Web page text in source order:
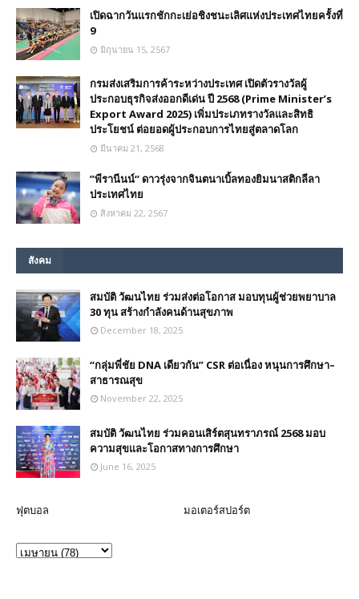
เปิดฉากวันแรกชักกะเย่อชิงชนะเลิศแห่งประเทศไทยครั้งที่
9
มิถุนายน 15, 2567
กรมส่งเสริมการค้าระหว่างประเทศ เปิดตัวรางวัลผู้
ประกอบธุรกิจส่งออกดีเด่น ปี 2568 (Prime Minister’s
Export Award 2025) เพิ่มประเภทรางวัลและสิทธิ
ประโยชน์ ต่อยอดผู้ประกอบการไทยสู่ตลาดโลก
มีนาคม 21, 2568
”พีรานีนน์“​ ดาวรุ่งจากจินตนาเบิ้ลทองยิมนาสติกลีลา
ประเทศไทย
สิงหาคม 22, 2567
สังคม
สมบัติ วัฒนไทย ร่วมส่งต่อโอกาส มอบทุนผู้ช่วยพยาบาล
30 ทุน สร้างกำลังคนด้านสุขภาพ
December 18, 2025
“กลุ่มพี่ชัย DNA เดียวกัน” CSR ต่อเนื่อง หนุนการศึกษา–
สาธารณสุข
November 22, 2025
สมบัติ วัฒนไทย ร่วมคอนเสิร์ตสุนทราภรณ์ 2568 มอบ
ความสุขและโอกาสทางการศึกษา
June 16, 2025
ฟุตบอล มอเตอร์สปอร์ต